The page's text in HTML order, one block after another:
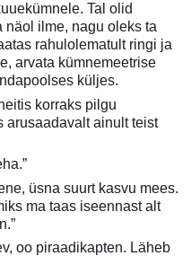
Tal olid
ilme, nagu oleks ta
rahulolematult ringi ja
arvata kümnemeetrise
küljes.
korraks pilgu
arusaadavalt ainult teist
üsna suurt kasvu mees.
ma taas iseennast alt
oo piraadikapten. Läheb